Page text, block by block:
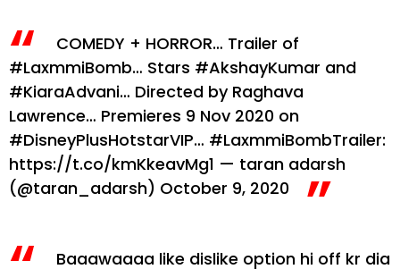
COMEDY + HORROR… Trailer of
#LaxmmiBomb… Stars #AkshayKumar and
#KiaraAdvani… Directed by Raghava
Lawrence… Premieres 9 Nov 2020 on
#DisneyPlusHotstarVIP… #LaxmmiBombTrailer:
https://t.co/kmKkeavMg1 — taran adarsh
(@taran_adarsh) October 9, 2020
Baaawaaaa like dislike option hi off kr dia